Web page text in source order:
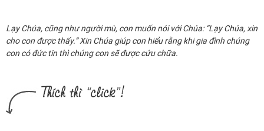
Lạy Chúa, cũng như người mù, con muốn nói với Chúa: “Lạy Chúa, xin
cho con được thấy.” Xin Chúa giúp con hiểu rằng khi gia đình chúng
con có đức tin thì chúng con sẽ được cứu chữa.